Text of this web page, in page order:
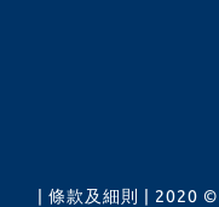
| 條款及細則 | 2020